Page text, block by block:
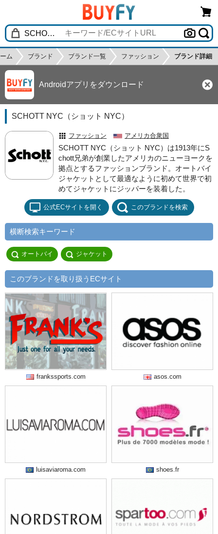
ム ブランド ブランド一覧 ファッション ブランド詳細
Androidアプリをダウンロード
SCHOTT NYC（ショット NYC）
ファッション アメリカ合衆国
SCHOTT NYC（ショット NYC）は1913年にS
chott兄弟が創業したアメリカのニューヨークを
拠点とするファッションブランド。オートバイ
ジャケットとして最適なように初めて世界で初
めてジャケットにジッパーを装着した。
公式ECサイトを開く このブランドを検索
横断検索キーワード
オートバイ ジャケット
このブランドを取り扱うECサイト
frankssports.com asos.com
luisaviaroma.com shoes.fr